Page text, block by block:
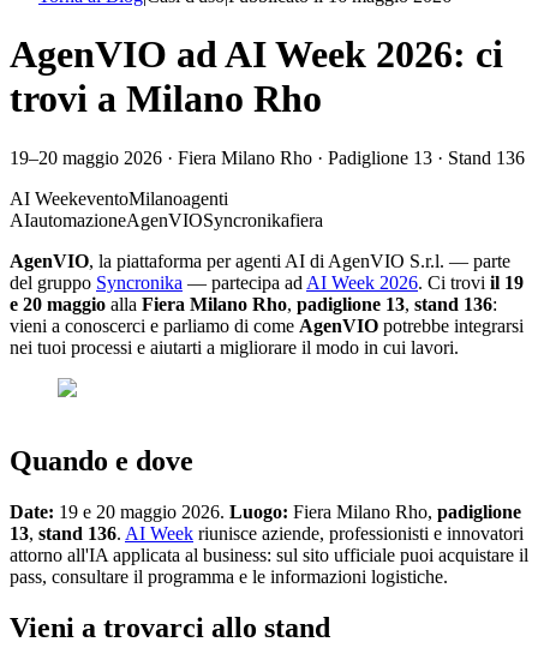
AgenVIO ad AI Week 2026: ci
trovi a Milano Rho
19–20 maggio 2026 · Fiera Milano Rho · Padiglione 13 · Stand 136
AI WeekeventoMilanoagenti
AIautomazioneAgenVIOSyncronikafiera
AgenVIO, la piattaforma per agenti AI di AgenVIO S.r.l. — parte
del gruppo Syncronika — partecipa ad AI Week 2026. Ci trovi il 19
e 20 maggio alla Fiera Milano Rho, padiglione 13, stand 136:
vieni a conoscerci e parliamo di come AgenVIO potrebbe integrarsi
nei tuoi processi e aiutarti a migliorare il modo in cui lavori.
Quando e dove
Date: 19 e 20 maggio 2026. Luogo: Fiera Milano Rho, padiglione
13, stand 136. AI Week riunisce aziende, professionisti e innovatori
attorno all'IA applicata al business: sul sito ufficiale puoi acquistare il
pass, consultare il programma e le informazioni logistiche.
Vieni a trovarci allo stand